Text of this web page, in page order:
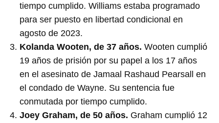
tiempo cumplido. Williams estaba programado
para ser puesto en libertad condicional en
agosto de 2023.
Kolanda Wooten, de 37 años.Wooten cumplió
19 años de prisión por su papel a los 17 años
en el asesinato de Jamaal Rashaud Pearsall en
el condado de Wayne. Su sentencia fue
conmutada por tiempo cumplido.
Joey Graham, de 50 años. Graham cumplió 12